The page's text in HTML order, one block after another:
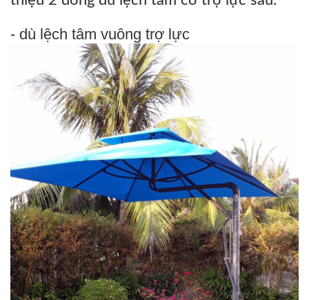
- dù lệch tâm vuông trợ lực